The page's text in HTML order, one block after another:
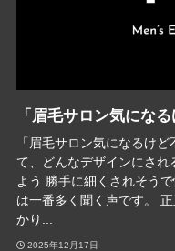
「眉毛サロン気にな
「眉毛サロン気になるけ
て、どんなデザインにさ
よう 勝手に細くされそう
は一番多く聞く声です。
かり...
2025年12月17日